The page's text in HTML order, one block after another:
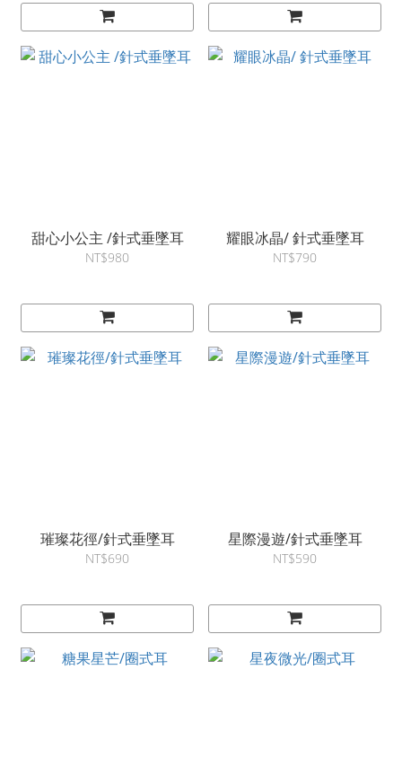
甜心小公主 /針式垂墜耳
NT$980
耀眼冰晶/ 針式垂墜耳
NT$790
璀璨花徑/針式垂墜耳
NT$690
星際漫遊/針式垂墜耳
NT$590